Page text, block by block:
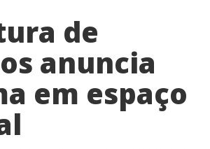
de
anuncia
em espaço